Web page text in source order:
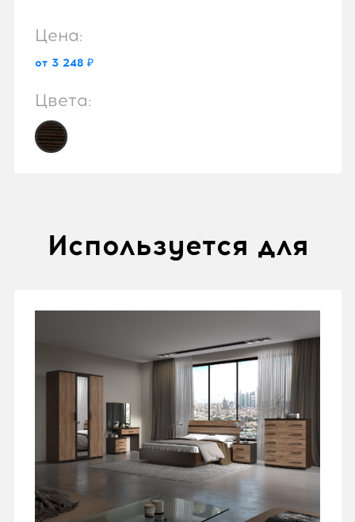
Цена:
от 3 248 ₽
Цвета:
Используется для